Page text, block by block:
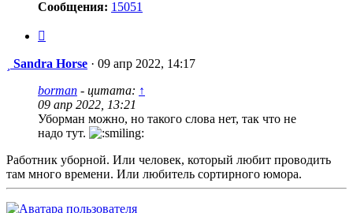
Сообщения: 15051
Сообщение
Sandra Horse · 09 апр 2022, 14:17
borman - цитата: ↑
09 апр 2022, 13:21
Уборман можно, но такого слова нет, так что не
надо тут.
Работник уборной. Или человек, который любит проводить
там много времени. Или любитель сортирного юмора.